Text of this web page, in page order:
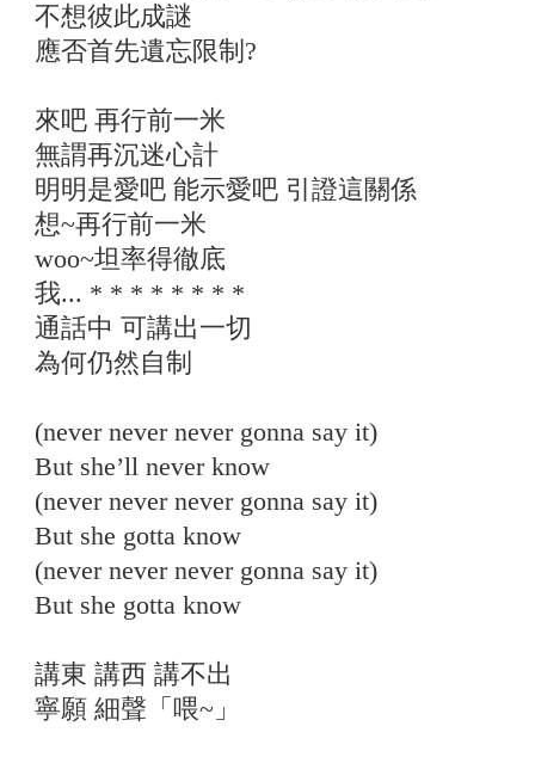
不想彼此成謎
應否首先遺忘限制?
來吧 再行前一米
無謂再沉迷心計
明明是愛吧 能示愛吧 引證這關係
想~再行前一米
woo~坦率得徹底
我... * * * * * * * *
通話中 可講出一切
為何仍然自制
(never never never gonna say it)
But she’ll never know
(never never never gonna say it)
But she gotta know
(never never never gonna say it)
But she gotta know
講東 講西 講不出
寧願 細聲「喂~」